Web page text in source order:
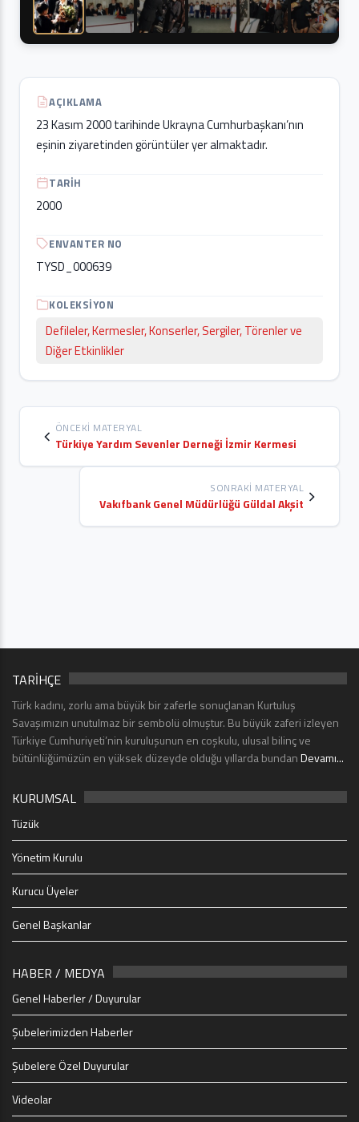
AÇIKLAMA
23 Kasım 2000 tarihinde Ukrayna Cumhurbaşkanı’nın
eşinin ziyaretinden görüntüler yer almaktadır.
TARIH
2000
ENVANTER NO
TYSD_000639
KOLEKSIYON
Defileler, Kermesler, Konserler, Sergiler, Törenler ve
Diğer Etkinlikler
ÖNCEKI MATERYAL
Türkiye Yardım Sevenler Derneği İzmir Kermesi
SONRAKI MATERYAL
Vakıfbank Genel Müdürlüğü Güldal Akşit
TARİHÇE
Türk kadını, zorlu ama büyük bir zaferle sonuçlanan Kurtuluş
Savaşımızın unutulmaz bir sembolü olmuştur. Bu büyük zaferi izleyen
Türkiye Cumhuriyeti’nin kuruluşunun en coşkulu, ulusal bilinç ve
bütünlüğümüzün en yüksek düzeyde olduğu yıllarda bundanDevamı...
KURUMSAL
Tüzük
Yönetim Kurulu
Kurucu Üyeler
Genel Başkanlar
HABER / MEDYA
Genel Haberler / Duyurular
Şubelerimizden Haberler
Şubelere Özel Duyurular
Videolar